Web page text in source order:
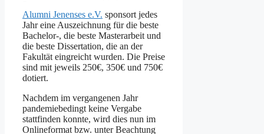
Alumni Jenenses e.V. sponsort jedes
Jahr eine Auszeichnung für die beste
Bachelor-, die beste Masterarbeit und
die beste Dissertation, die an der
Fakultät eingreicht wurden. Die Preise
sind mit jeweils 250€, 350€ und 750€
dotiert.
Nachdem im vergangenen Jahr
pandemiebedingt keine Vergabe
stattfinden konnte, wird dies nun im
Onlineformat bzw. unter Beachtung